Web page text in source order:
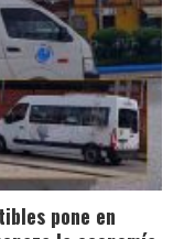
pone en